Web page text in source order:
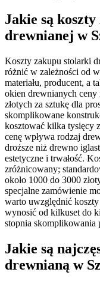
Jakie są
drewnianej w
Koszty zakupu stolarki
różnić w zależności od
materiału, producent, a
okien drewnianych ceny
złotych za sztukę dla
skomplikowane
kosztować kilka tysięcy
cenę wpływa rodzaj
droższe niż drewno
estetyczne i trwałość.
zróżnicowany;
około 1000 do 3000
specjalne zamówienie
warto uwzględnić
wynosić od kilkuset do
stopnia skomplikowania
Jakie są
drewnianą w